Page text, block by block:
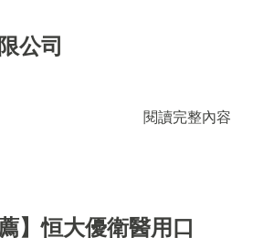
公司
閱讀完整內容
】恒大優衛醫用口